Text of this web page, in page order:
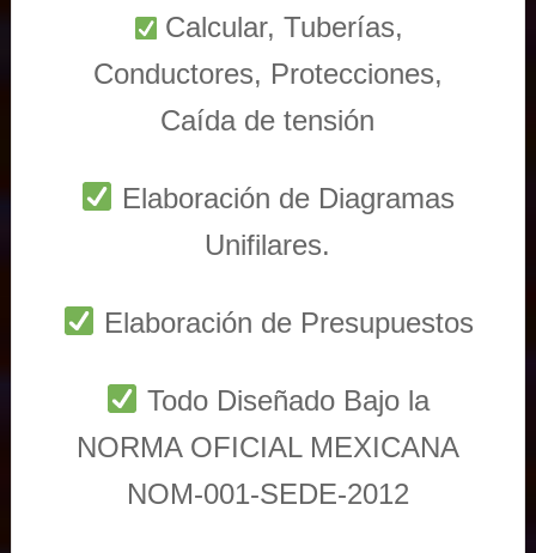
Calcular, Tuberías,
Conductores, Protecciones,
Caída de tensión
Elaboración de Diagramas
Unifilares.
Elaboración de Presupuestos
Todo Diseñado Bajo la
NORMA OFICIAL MEXICANA
NOM-001-SEDE-2012